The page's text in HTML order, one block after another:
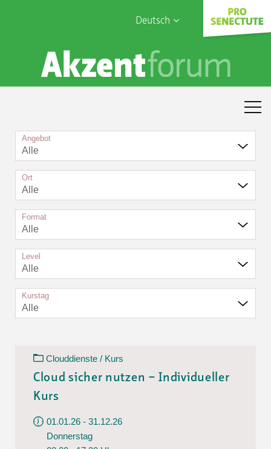
Deutsch
English
Français
Sophia Care
Angebot
Alle
Ort
Alle
Format
Alle
Level
Alle
Kurstag
Alle
Clouddienste / Kurs
Cloud sicher nutzen – Individueller
Kurs
01.01.26 - 31.12.26
Donnerstag